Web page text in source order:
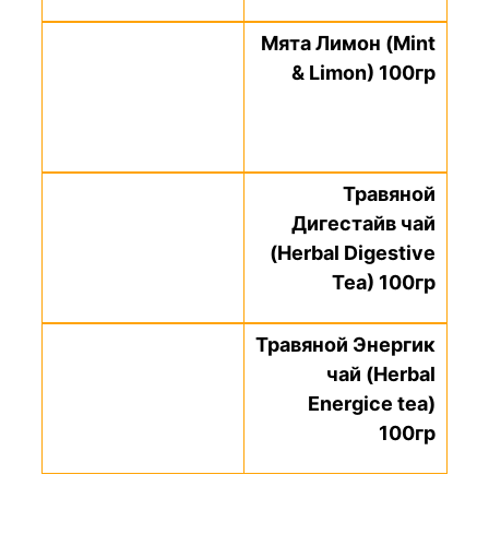
Мята Лимон (Mint
& Limon) 100гр
Травяной
Дигестайв чай
(Herbal Digestive
Tea) 100гр
Травяной Энергик
чай (Herbal
Energice tea)
100гр